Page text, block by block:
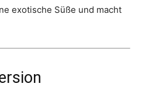
exotische Süße und macht